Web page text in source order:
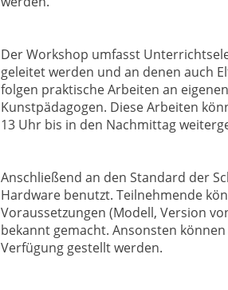
Der Workshop umfasst
geleitet werden und an denen auch
folgen praktische Arbeiten an
Kunstpädagogen. Diese Arbeiten
13 Uhr bis in den Nachmittag
Anschließend an den Standard der
Hardware benutzt. Teilnehmende
Voraussetzungen (Modell, Version
bekannt gemacht. Ansonsten
Verfügung gestellt werden.